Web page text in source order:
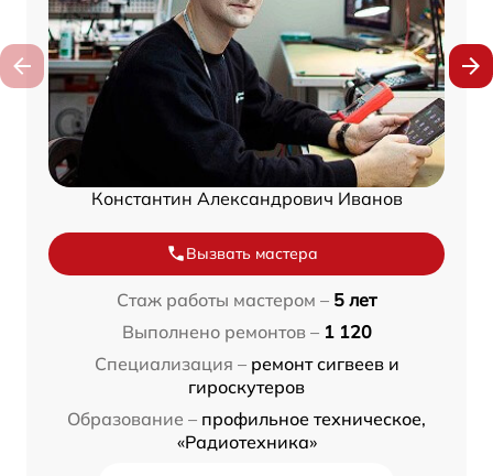
Константин Александрович Иванов
Вызвать мастера
Стаж работы мастером – 5 лет
Выполнено ремонтов – 1 120
Специализация – ремонт сигвеев и
гироскутеров
Образование – профильное техническое,
«Радиотехника»